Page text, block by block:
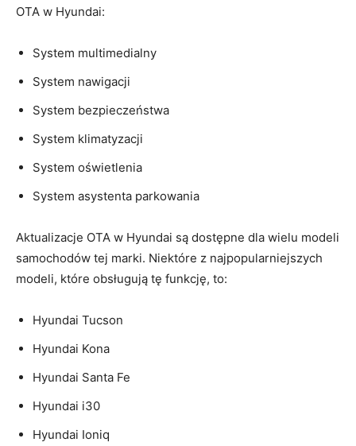
⁢OTA ⁤w Hyundai:
System multimedialny
System⁢ nawigacji
System bezpieczeństwa
System klimatyzacji
System oświetlenia
System asystenta parkowania
Aktualizacje​ OTA w Hyundai są ‌dostępne dla wielu modeli
samochodów tej marki.⁤ Niektóre ⁣z najpopularniejszych
modeli, które obsługują‌ tę funkcję, to:
Hyundai Tucson
Hyundai Kona
Hyundai Santa Fe
Hyundai i30
Hyundai⁣ Ioniq